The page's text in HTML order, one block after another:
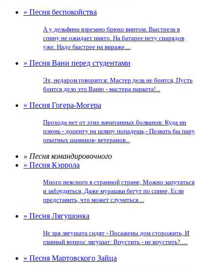
» Песня беспокойства
А у дельфина взрезано брюхо винтом. Выстрела в
спину не ожидает никто. На батарее нету снарядов
уже. Надо быстрее на вираже....
» Песня Вани перед студентами
Эх, недаром говорится: Мастер дела не боится, Пусть
боится дело это Ваню - мастера паркета!...
» Песня Гогера-Могера
Прохода нет от этих начитанных болванов: Куда ни
плюнь - доценту на шляпу попадешь,- Позвать бы пару
опытных шаманов- ветеранов...
» Песня командировочного
» Песня Кэррола
Много неясного в странной стране, Можно запутаться
и заблудиться, Даже мурашки бегут по спине, Если
представить, что может случиться....
» Песня Лягушонка
Не зря лягушата сидят - Посажены дом сторожить, И
главный вопрос лягушат: Впустить - не впустить?.....
» Песня Мартовского Зайца